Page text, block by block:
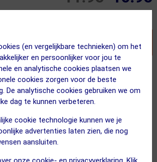
(en vergelijkbare technieken) om het
en persoonlijker voor jou te
en analytische cookies plaatsen we
cookies zorgen voor de beste
De analytische cookies gebruiken we om
dag te kunnen verbeteren.
cookie technologie kunnen we je
advertenties laten zien, die nog
aansluiten.
5 klanten! Bestel ook snel!
aan onze AI assistent
vanaf €49
besteld, morgen in huis